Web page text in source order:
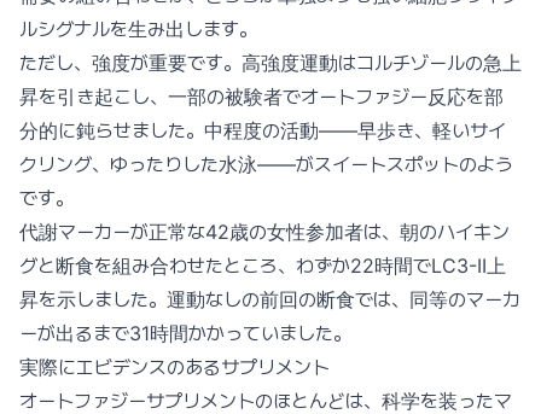
ルシグナルを生み出します。
ただし、強度が重要です。高強度運動はコルチゾールの急上
昇を引き起こし、一部の被験者でオートファジー反応を部
分的に鈍らせました。中程度の活動——早歩き、軽いサイ
クリング、ゆったりした水泳——がスイートスポットのよう
です。
代謝マーカーが正常な42歳の女性参加者は、朝のハイキン
グと断食を組み合わせたところ、わずか22時間でLC3-II上
昇を示しました。運動なしの前回の断食では、同等のマーカ
ーが出るまで31時間かかっていました。
実際にエビデンスのあるサプリメント
オートファジーサプリメントのほとんどは、科学を装ったマ